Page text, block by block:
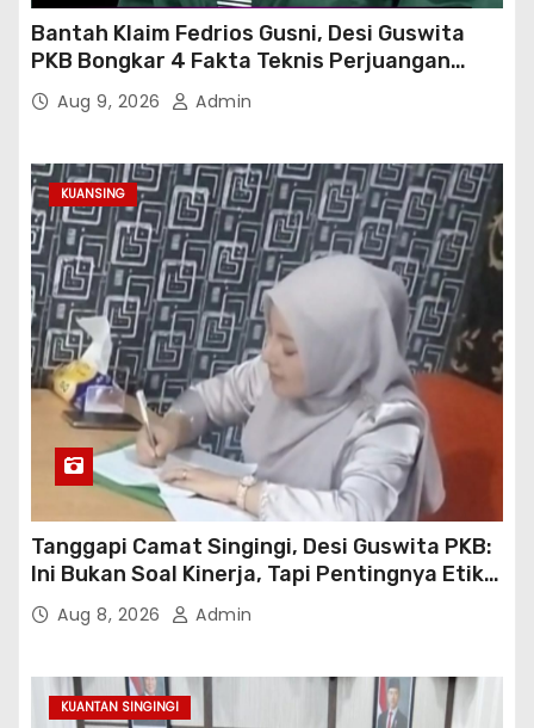
Bantah Klaim Fedrios Gusni, Desi Guswita
PKB Bongkar 4 Fakta Teknis Perjuangan
Jalan Simpang Sambung
Aug 9, 2026 Admin
KUANSING
Tanggapi Camat Singingi, Desi Guswita PKB:
Ini Bukan Soal Kinerja, Tapi Pentingnya Etika
Koordinasi Kooperatif!
Aug 8, 2026 Admin
KUANTAN SINGINGI